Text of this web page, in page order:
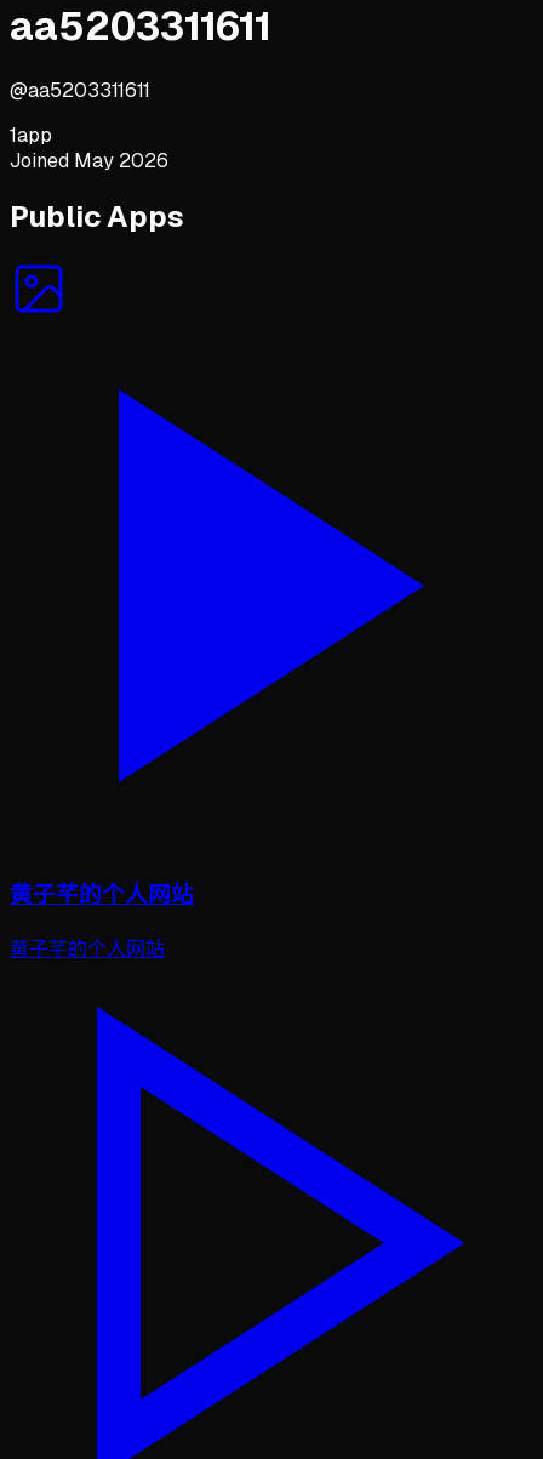
aa5203311611
@aa5203311611
1app
Joined May 2026
Public Apps
黄子芊的个人网站
黄子芊的个人网站